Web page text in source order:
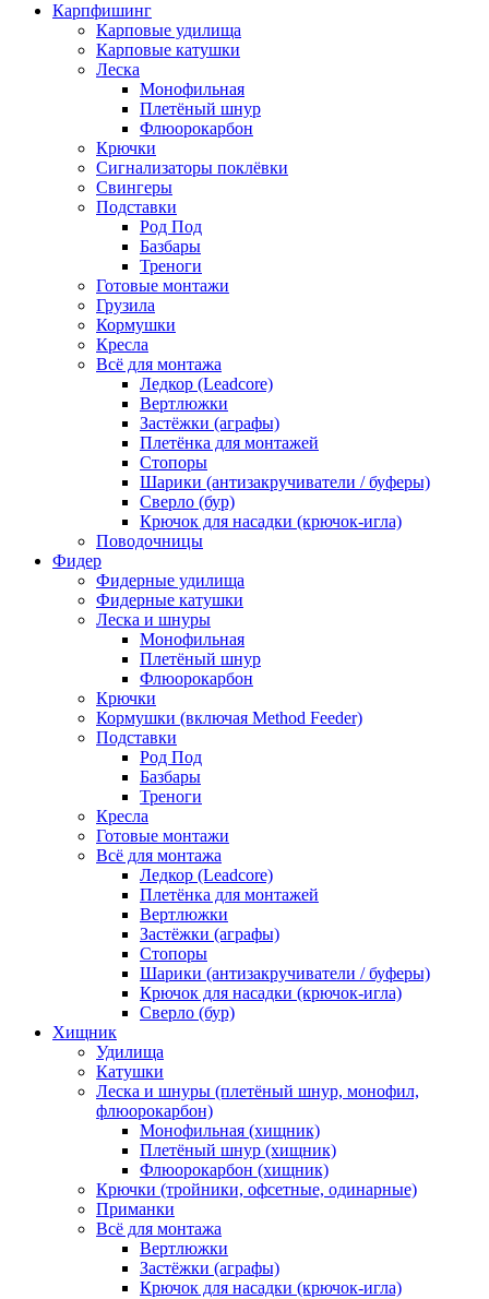
Карпфишинг
Карповые удилища
Карповые катушки
Леска
Монофильная
Плетёный шнур
Флюорокарбон
Крючки
Сигнализаторы поклёвки
Свингеры
Подставки
Род Под
Базбары
Треноги
Готовые монтажи
Грузила
Кормушки
Кресла
Всё для монтажа
Ледкор (Leadcore)
Вертлюжки
Застёжки (аграфы)
Плетёнка для монтажей
Стопоры
Шарики (антизакручиватели / буферы)
Сверло (бур)
Крючок для насадки (крючок-игла)
Поводочницы
Фидер
Фидерные удилища
Фидерные катушки
Леска и шнуры
Монофильная
Плетёный шнур
Флюорокарбон
Крючки
Кормушки (включая Method Feeder)
Подставки
Род Под
Базбары
Треноги
Кресла
Готовые монтажи
Всё для монтажа
Ледкор (Leadcore)
Плетёнка для монтажей
Вертлюжки
Застёжки (аграфы)
Стопоры
Шарики (антизакручиватели / буферы)
Крючок для насадки (крючок-игла)
Сверло (бур)
Хищник
Удилища
Катушки
Леска и шнуры (плетёный шнур, монофил,
флюорокарбон)
Монофильная (хищник)
Плетёный шнур (хищник)
Флюорокарбон (хищник)
Крючки (тройники, офсетные, одинарные)
Приманки
Всё для монтажа
Вертлюжки
Застёжки (аграфы)
Крючок для насадки (крючок-игла)